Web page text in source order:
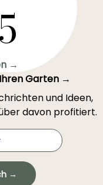
→
Garten →
und Ideen,
davon profitiert.
→